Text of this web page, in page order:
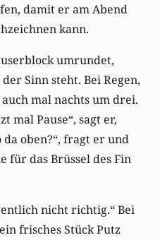
damit er am Abend
kann.
umrundet,
Sinn steht. Bei Regen,
mal nachts um drei.
Pause“, sagt er,
oben?“, fragt er und
für das Brüssel des Fin
nicht richtig.“ Bei
frisches Stück Putz